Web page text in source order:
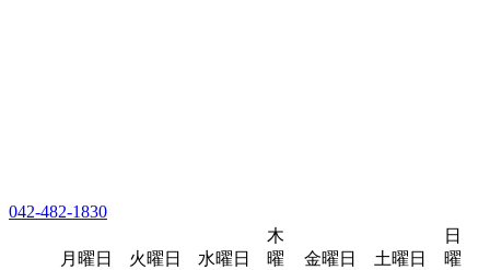
042-482-1830
月曜日 火曜日 水曜日
木
曜
金曜日 土曜日
日
曜